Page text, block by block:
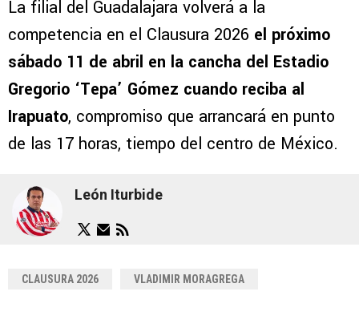
La filial del Guadalajara volverá a la
competencia en el Clausura 2026 el próximo
sábado 11 de abril en la cancha del Estadio
Gregorio ‘Tepa’ Gómez cuando reciba al
Irapuato, compromiso que arrancará en punto
de las 17 horas, tiempo del centro de México.
León Iturbide
CLAUSURA 2026 VLADIMIR MORAGREGA